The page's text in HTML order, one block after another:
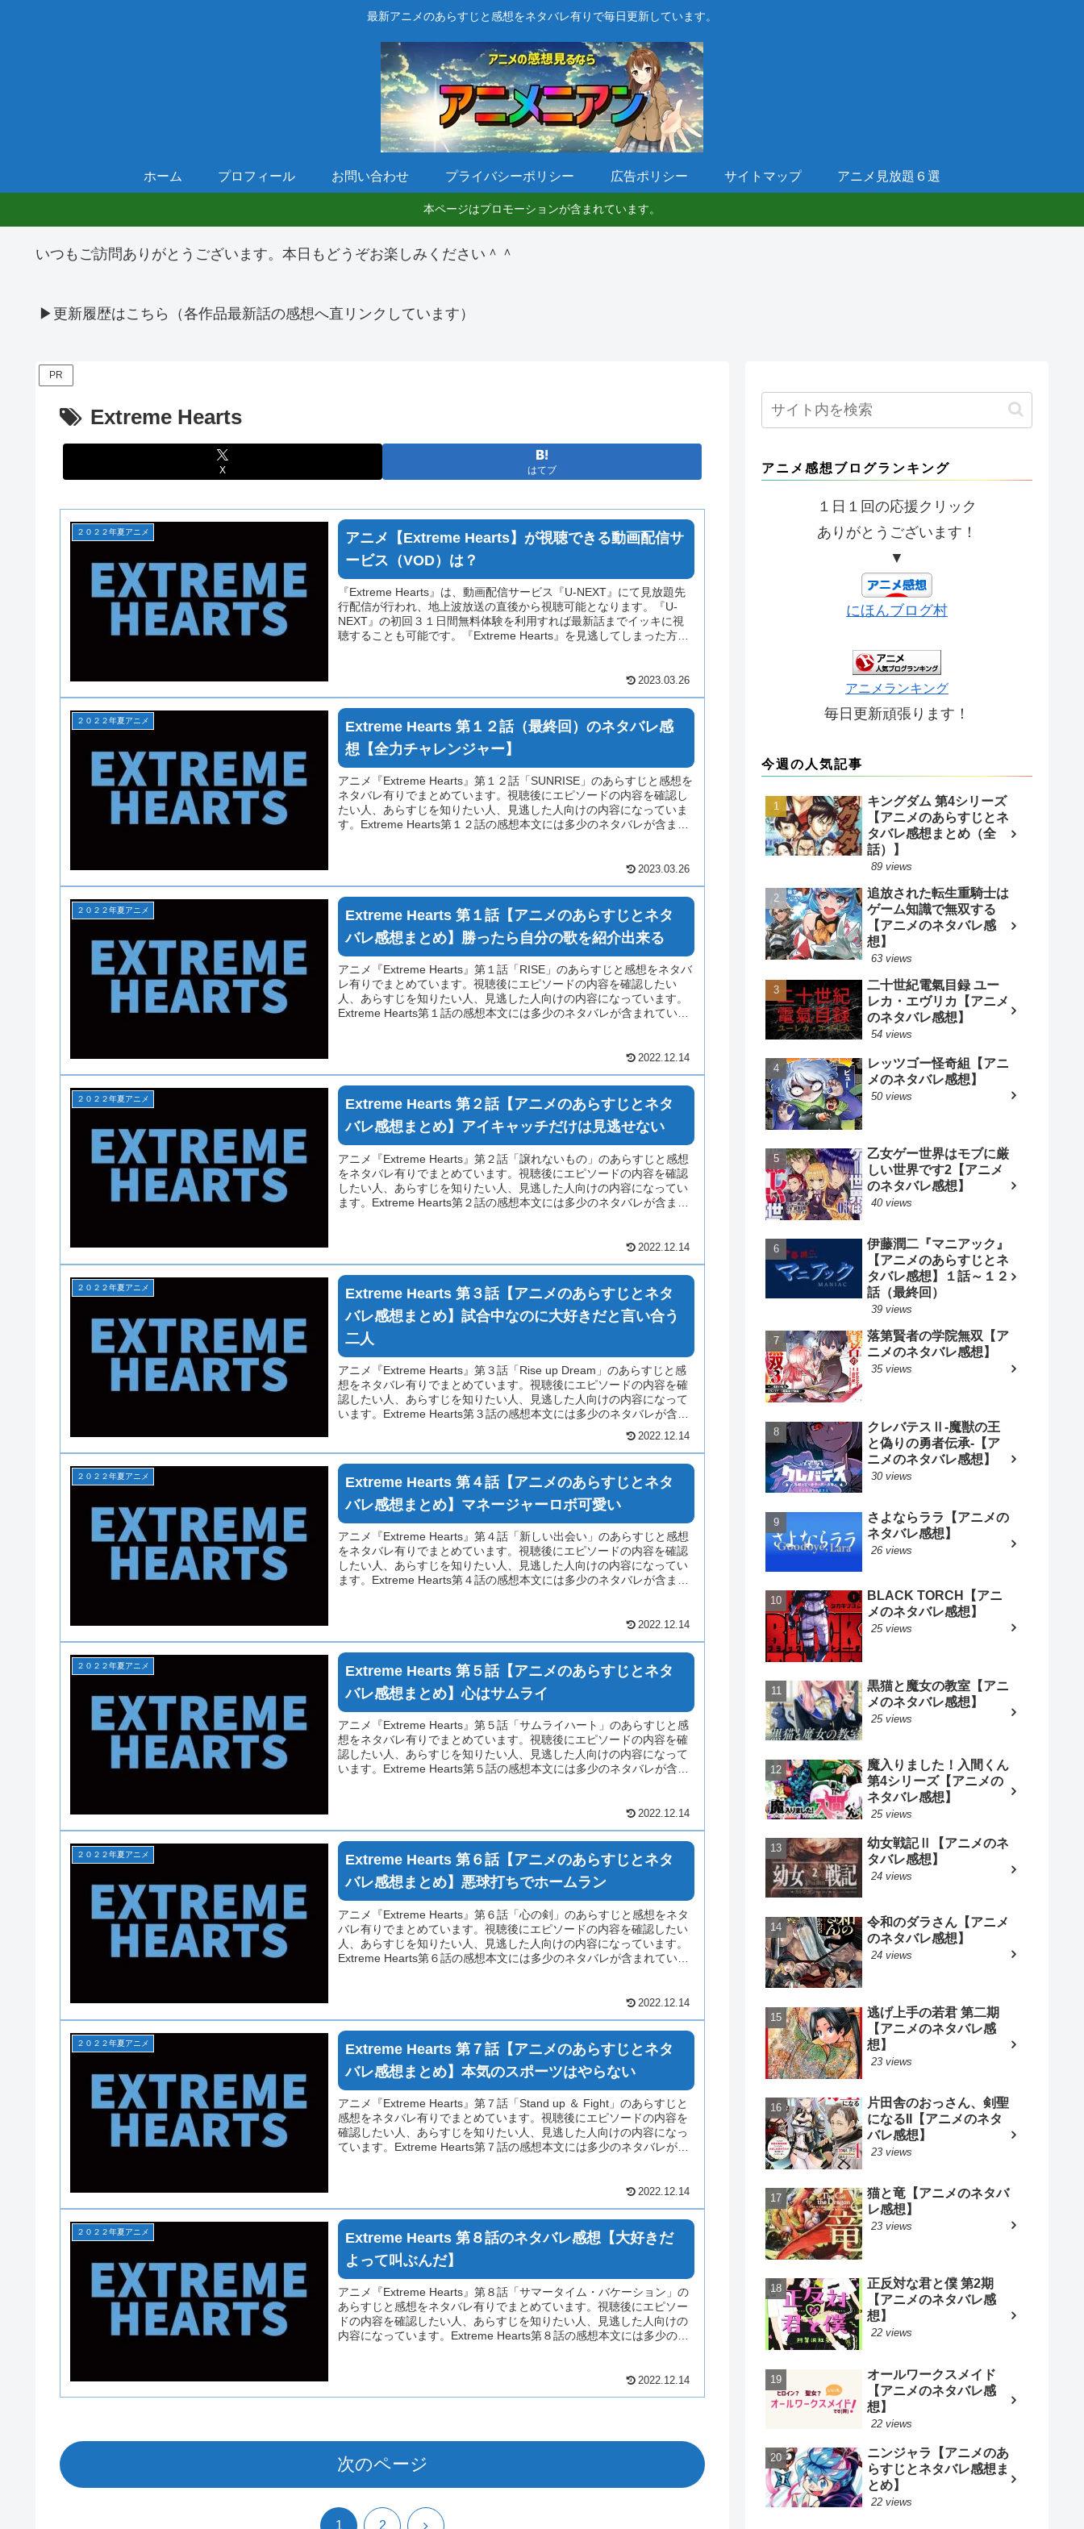
最新アニメのあらすじと感想をネタバレ有りで毎日更新しています。
ホーム プロフィール お問い合わせ プライバシーポリシー 広告ポリシー サイトマップ アニメ見放題６選
本ページはプロモーションが含まれています。
いつもご訪問ありがとうございます。本日もどうぞお楽しみください＾＾
▶更新履歴はこちら（各作品最新話の感想へ直リンクしています）
PR
Extreme Hearts
X はてブ
２０２２年夏アニメ
アニメ【Extreme Hearts】が視聴できる動画配信サ
ービス（VOD）は？
『Extreme Hearts』は、動画配信サービス『U-NEXT』にて見放題先
行配信が行われ、地上波放送の直後から視聴可能となります。『U-
NEXT』の初回３１日間無料体験を利用すれば最新話までイッキに視
聴することも可能です。『Extreme Hearts』を見逃してしまった方で
2023.03.26
２０２２年夏アニメ
Extreme Hearts 第１２話（最終回）のネタバレ感
想【全力チャレンジャー】
アニメ『Extreme Hearts』第１２話「SUNRISE」のあらすじと感想を
ネタバレ有りでまとめています。視聴後にエピソードの内容を確認し
たい人、あらすじを知りたい人、見逃した人向けの内容になっていま
す。Extreme Hearts第１２話の感想本文には多少のネタバレが含まれ
2023.03.26
２０２２年夏アニメ
Extreme Hearts 第１話【アニメのあらすじとネタ
バレ感想まとめ】勝ったら自分の歌を紹介出来る
アニメ『Extreme Hearts』第１話「RISE」のあらすじと感想をネタバ
レ有りでまとめています。視聴後にエピソードの内容を確認したい
人、あらすじを知りたい人、見逃した人向けの内容になっています。
Extreme Hearts第１話の感想本文には多少のネタバレが含まれている
2022.12.14
２０２２年夏アニメ
Extreme Hearts 第２話【アニメのあらすじとネタ
バレ感想まとめ】アイキャッチだけは見逃せない
アニメ『Extreme Hearts』第２話「譲れないもの」のあらすじと感想
をネタバレ有りでまとめています。視聴後にエピソードの内容を確認
したい人、あらすじを知りたい人、見逃した人向けの内容になってい
ます。Extreme Hearts第２話の感想本文には多少のネタバレが含まれ
2022.12.14
２０２２年夏アニメ
Extreme Hearts 第３話【アニメのあらすじとネタ
バレ感想まとめ】試合中なのに大好きだと言い合う
二人
アニメ『Extreme Hearts』第３話「Rise up Dream」のあらすじと感
想をネタバレ有りでまとめています。視聴後にエピソードの内容を確
認したい人、あらすじを知りたい人、見逃した人向けの内容になって
います。Extreme Hearts第３話の感想本文には多少のネタバレが含ま
2022.12.14
２０２２年夏アニメ
Extreme Hearts 第４話【アニメのあらすじとネタ
バレ感想まとめ】マネージャーロボ可愛い
アニメ『Extreme Hearts』第４話「新しい出会い」のあらすじと感想
をネタバレ有りでまとめています。視聴後にエピソードの内容を確認
したい人、あらすじを知りたい人、見逃した人向けの内容になってい
ます。Extreme Hearts第４話の感想本文には多少のネタバレが含まれ
2022.12.14
２０２２年夏アニメ
Extreme Hearts 第５話【アニメのあらすじとネタ
バレ感想まとめ】心はサムライ
アニメ『Extreme Hearts』第５話「サムライハート」のあらすじと感
想をネタバレ有りでまとめています。視聴後にエピソードの内容を確
認したい人、あらすじを知りたい人、見逃した人向けの内容になって
います。Extreme Hearts第５話の感想本文には多少のネタバレが含ま
2022.12.14
２０２２年夏アニメ
Extreme Hearts 第６話【アニメのあらすじとネタ
バレ感想まとめ】悪球打ちでホームラン
アニメ『Extreme Hearts』第６話「心の剣」のあらすじと感想をネタ
バレ有りでまとめています。視聴後にエピソードの内容を確認したい
人、あらすじを知りたい人、見逃した人向けの内容になっています。
Extreme Hearts第６話の感想本文には多少のネタバレが含まれている
2022.12.14
２０２２年夏アニメ
Extreme Hearts 第７話【アニメのあらすじとネタ
バレ感想まとめ】本気のスポーツはやらない
アニメ『Extreme Hearts』第７話「Stand up ＆ Fight」のあらすじと
感想をネタバレ有りでまとめています。視聴後にエピソードの内容を
確認したい人、あらすじを知りたい人、見逃した人向けの内容になっ
ています。Extreme Hearts第７話の感想本文には多少のネタバレが含
2022.12.14
２０２２年夏アニメ
Extreme Hearts 第８話のネタバレ感想【大好きだ
よって叫ぶんだ】
アニメ『Extreme Hearts』第８話「サマータイム・バケーション」の
あらすじと感想をネタバレ有りでまとめています。視聴後にエピソー
ドの内容を確認したい人、あらすじを知りたい人、見逃した人向けの
内容になっています。Extreme Hearts第８話の感想本文には多少のネ
2022.12.14
次のページ
1 2 次
アニメ感想ブログランキング
１日１回の応援クリック
ありがとうございます！
▼
にほんブログ村
アニメランキング
毎日更新頑張ります！
今週の人気記事
キングダム 第4シリーズ
【アニメのあらすじとネ
タバレ感想まとめ（全
話）】
89 views
追放された転生重騎士は
ゲーム知識で無双する
【アニメのネタバレ感
想】
63 views
二十世紀電氣目録 ユー
レカ・エヴリカ【アニメ
のネタバレ感想】
54 views
レッツゴー怪奇組【アニ
メのネタバレ感想】
50 views
乙女ゲー世界はモブに厳
しい世界です2【アニメ
のネタバレ感想】
40 views
伊藤潤二『マニアック』
【アニメのあらすじとネ
タバレ感想】１話～１２
話（最終回）
39 views
落第賢者の学院無双【ア
ニメのネタバレ感想】
35 views
クレバテスⅡ-魔獣の王
と偽りの勇者伝承-【ア
ニメのネタバレ感想】
30 views
さよならララ【アニメの
ネタバレ感想】
26 views
BLACK TORCH【アニ
メのネタバレ感想】
25 views
黒猫と魔女の教室【アニ
メのネタバレ感想】
25 views
魔入りました！入間くん
第4シリーズ【アニメの
ネタバレ感想】
25 views
幼女戦記Ⅱ【アニメのネ
タバレ感想】
24 views
令和のダラさん【アニメ
のネタバレ感想】
24 views
逃げ上手の若君 第二期
【アニメのネタバレ感
想】
23 views
片田舎のおっさん、剣聖
になるII【アニメのネタ
バレ感想】
23 views
猫と竜【アニメのネタバ
レ感想】
23 views
正反対な君と僕 第2期
【アニメのネタバレ感
想】
22 views
オールワークスメイド
【アニメのネタバレ感
想】
22 views
ニンジャラ【アニメのあ
らすじとネタバレ感想ま
とめ】
22 views